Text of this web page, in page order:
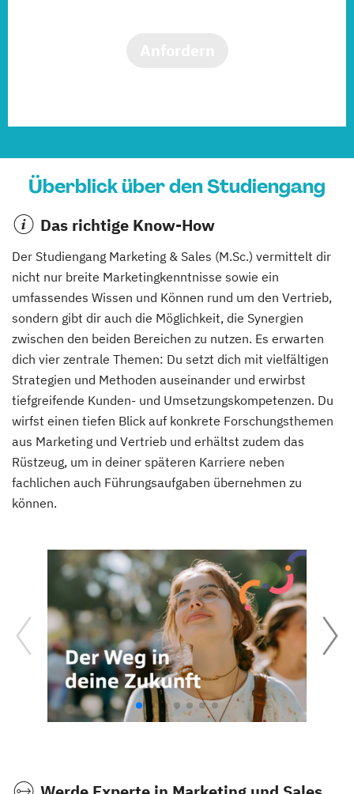
Überblick über den Studiengang
Das richtige Know-How
Der Studiengang Marketing & Sales (M.Sc.) vermittelt dir
nicht nur breite Marketingkenntnisse sowie ein
umfassendes Wissen und Können rund um den Vertrieb,
sondern gibt dir auch die Möglichkeit, die Synergien
zwischen den beiden Bereichen zu nutzen. Es erwarten
dich vier zentrale Themen: Du setzt dich mit vielfältigen
Strategien und Methoden auseinander und erwirbst
tiefgreifende Kunden- und Umsetzungskompetenzen. Du
wirfst einen tiefen Blick auf konkrete Forschungsthemen
aus Marketing und Vertrieb und erhältst zudem das
Rüstzeug, um in deiner späteren Karriere neben
fachlichen auch Führungsaufgaben übernehmen zu
können.